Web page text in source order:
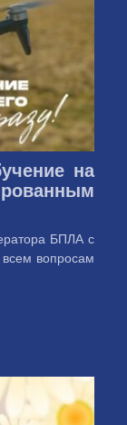
на
БПЛА с
вопросам